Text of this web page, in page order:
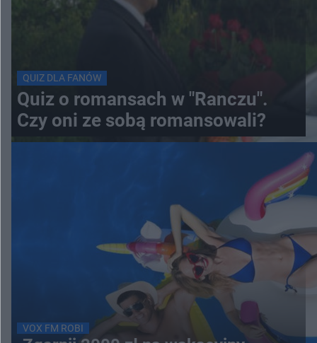
QUIZ DLA FANÓW
Quiz o romansach w "Ranczu".
Czy oni ze sobą romansowali?
VOX FM ROBI